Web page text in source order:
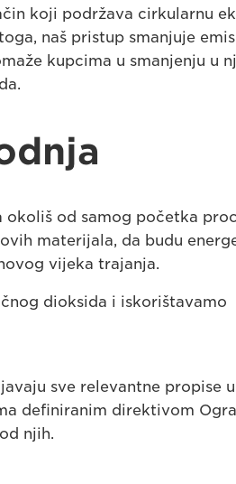
koji podržava cirkularnu
naš pristup smanjuje
kupcima u smanjenju u
od samog početka
materijala, da budu
vijeka trajanja.
dioksida i iskorištavamo
sve relevantne propise
definiranim direktivom
njih.